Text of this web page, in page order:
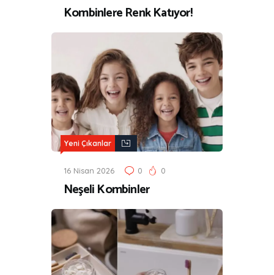
Kombinlere Renk Katıyor!
Yeni Çıkanlar
16 Nisan 2026 0 0
Neşeli Kombinler